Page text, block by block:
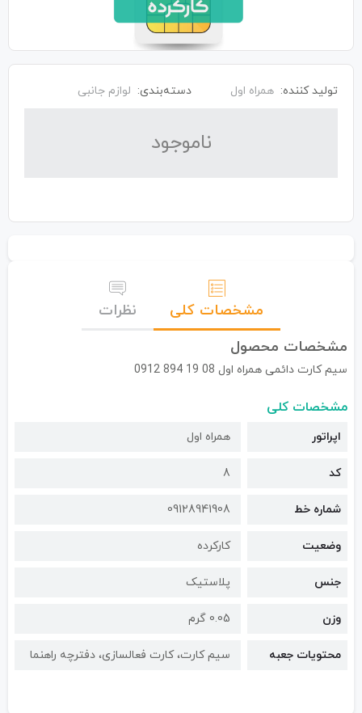
تولید کننده: همراه اول دسته‌بندی: لوازم جانبی
نا‌موجود
مشخصات کلی
نظرات
مشخصات محصول
سیم کارت دائمی همراه اول 08 19 894 0912
مشخصات کلی
اپراتور همراه اول
کد 8
شماره خط 09128941908
وضعیت کارکرده
جنس پلاستیک
وزن 0.05 گرم
محتویات جعبه سیم کارت، کارت فعالسازی، دفترچه راهنما